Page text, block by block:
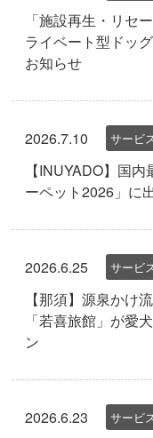
「施設再生・リセ
ライベート型ドッ
お知らせ
2026.7.10 サービ
【INUYADO】国
ーペット2026」に
2026.6.25 サービ
【那須】源泉かけ
「若喜旅館」が愛
ン
2026.6.23 サービ